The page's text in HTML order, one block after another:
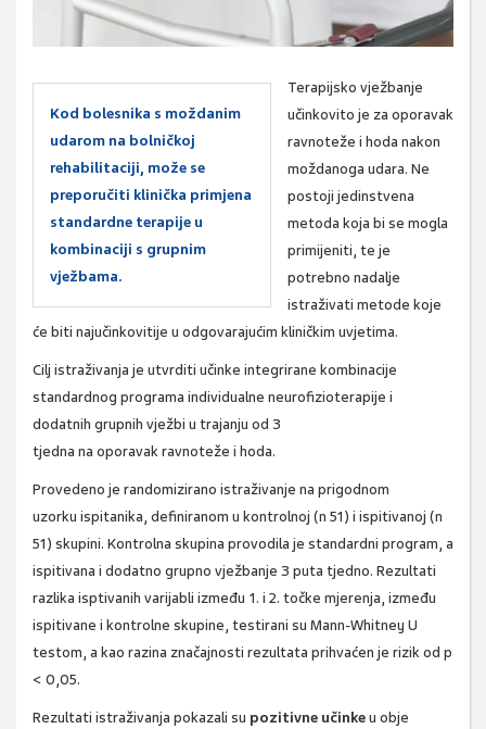
Kod bolesnika s moždanim
udarom na bolničkoj
rehabilitaciji, može se
preporučiti klinička primjena
standardne terapije u
kombinaciji s grupnim
vježbama.
Terapijsko vježbanje
učinkovito je za oporavak
ravnoteže i hoda nakon
moždanoga udara. Ne
postoji jedinstvena
metoda koja bi se mogla
primijeniti, te je
potrebno nadalje
istraživati metode koje
će biti najučinkovitije u odgovarajućim kliničkim uvjetima.
Cilj istraživanja je utvrditi učinke integrirane kombinacije
standardnog programa individualne neurofizioterapije i
dodatnih grupnih vježbi u trajanju od 3
tjedna na oporavak ravnoteže i hoda.
Provedeno je randomizirano istraživanje na prigodnom
uzorku ispitanika, definiranom u kontrolnoj (n 51) i ispitivanoj (n
51) skupini. Kontrolna skupina provodila je standardni program, a
ispitivana i dodatno grupno vježbanje 3 puta tjedno. Rezultati
razlika isptivanih varijabli između 1. i 2. točke mjerenja, između
ispitivane i kontrolne skupine, testirani su Mann-Whitney U
testom, a kao razina značajnosti rezultata prihvaćen je rizik od p
< 0,05.
Rezultati istraživanja pokazali su pozitivne učinkeu obje